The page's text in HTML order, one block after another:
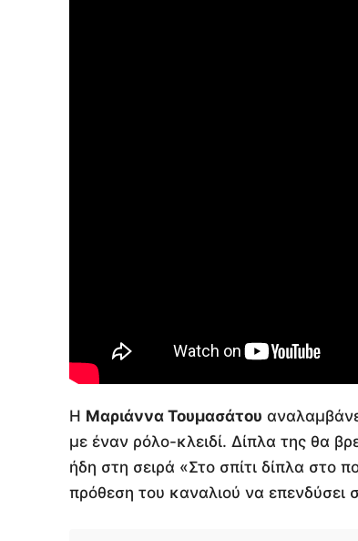
Η Μαριάννα Τουμασάτου
με έναν ρόλο-κλειδί. Δίπλα της θα
ήδη στη σειρά «Στο σπίτι δίπλα στο
πρόθεση του καναλιού να επενδύσει